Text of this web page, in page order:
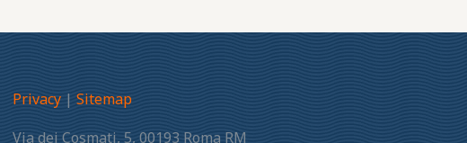
Privacy| Sitemap
Via dei Cosmati, 5, 00193 Roma RM